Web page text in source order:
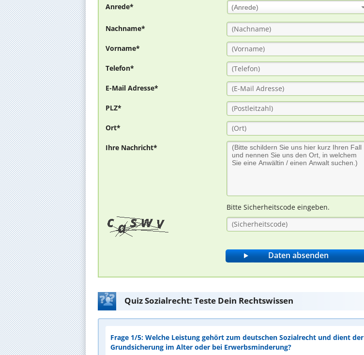
Anrede* (Anrede)
Nachname*
Vorname*
Telefon*
E-Mail Adresse*
PLZ*
Ort*
Ihre Nachricht*
Bitte Sicherheitscode eingeben.
Quiz Sozialrecht: Teste Dein Rechtswissen
Frage 1/5: Welche Leistung gehört zum deutschen Sozialrecht und dient der
Grundsicherung im Alter oder bei Erwerbsminderung?